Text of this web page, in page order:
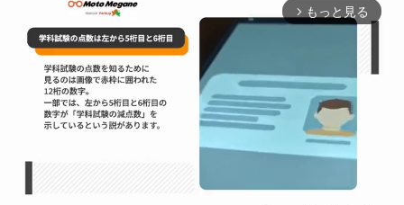
arrow_forward_ios もっと見る